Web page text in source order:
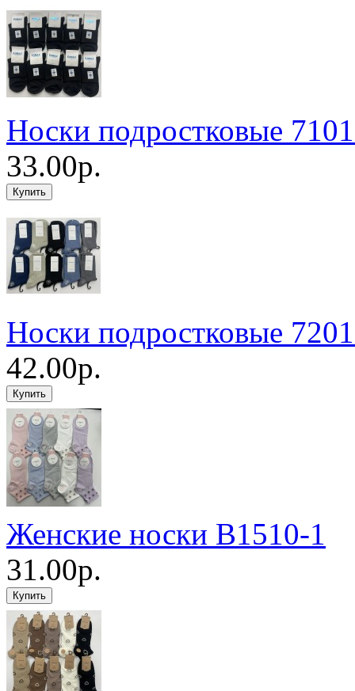
Носки подростковые
33.00р.
Носки подростковые
42.00р.
Женские носки B1510-1
31.00р.